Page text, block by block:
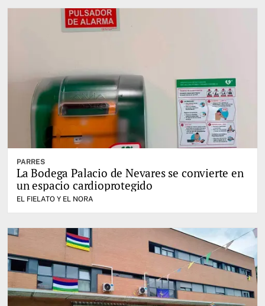
PARRES
La Bodega Palacio de Nevares se convierte en
un espacio cardioprotegido
EL FIELATO Y EL NORA